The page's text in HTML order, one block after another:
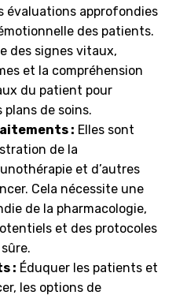
évaluations approfondies
des patients.
des signes vitaux,
et la compréhension
du patient pour
de soins.
: Elles sont
de la
et d’autres
Cela nécessite une
de la pharmacologie,
et des protocoles
: Éduquer les patients et
les options de